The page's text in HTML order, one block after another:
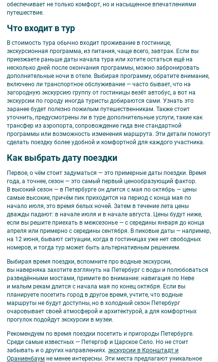
обеспечивает не только комфорт, но и насыщенное впечатлениями
путешествие.
Что входит в тур
В стоимость тура обычно входит проживание в гостинице,
экскурсионная программа, из питания, чаще всего, завтрак. Если вы
приезжаете раньше даты начала тура или хотите остаться ещё на
несколько дней после окончания программы, можно забронировать
дополнительные ночи в отеле. Выбирая программу, обратите внимание,
включено ли транспортное обслуживание — часто бывает, что на
загородную экскурсию группу от гостиницы везёт автобус, а вот на
экскурсии по городу иногда туристы добираются сами. Узнать это
заранее будет полезно пожилым путешественникам. Также стоит
уточнить, предусмотрены ли в туре дополнительные услуги, такие как
трансфер из аэропорта, сопровождение гида вне стандартной
программы или возможность изменения маршрута. Эти детали помогут
сделать поездку более удобной и комфортной для каждого участника.
Как выбрать дату поездки
Первое, о чём стоит задуматься — это примерные даты поездки. Время
года, а точнее, сезон — это самый первый ценообразующий фактор.
В высокий сезон — в Петербурге он длится с мая по октябрь — цены
самые высокие, причём пик приходится на период с конца мая по
начало июля, это время белых ночей. Затем в течение лета цены
дважды падают: в начале июля и в начале августа. Цены будут ниже,
если вы решите приехать в межсезонье — с середины января до конца
апреля или примерно с середины сентября. В пиковые даты — например,
на 12 июня, бывают ситуации, когда в гостиницах уже нет свободных
номеров, и тогда тур может быть альтернативным решением.
Выбирая время поездки, вспомните про водные экскурсии,
вы наверняка захотите взглянуть на Петербург с воды и полюбоваться
разведёнными мостами, примите во внимание: навигация по Неве
и малым рекам длится с начала мая по конец октября. Если вы
планируете посетить город в другое время, учтите, что водные
маршруты не будут доступны, но в холодный сезон Петербург
очаровывает своей атмосферой и архитектурой, а для комфортных
прогулок подойдут экскурсии в музеи.
Рекомендуем по время поездки посетить и пригороды Петербурге.
Среди самые известных — Петергоф и Царское Село. Но не стоит
забывать и о других направлениях. экскурсии в Кронштадт и
Ораниенбаум не менее интересны. Эти места предлагают уникальное